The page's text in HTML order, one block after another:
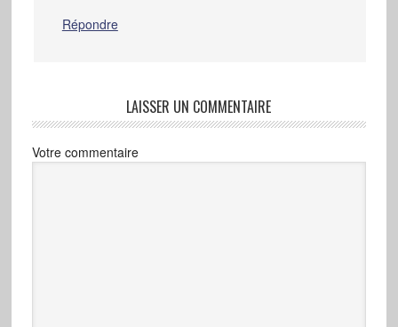
Répondre
LAISSER UN COMMENTAIRE
Votre commentaire